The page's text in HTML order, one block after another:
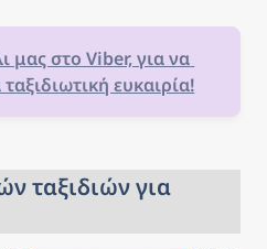
μας στο Viber, για να
ευκαιρία!
ταξιδιών για